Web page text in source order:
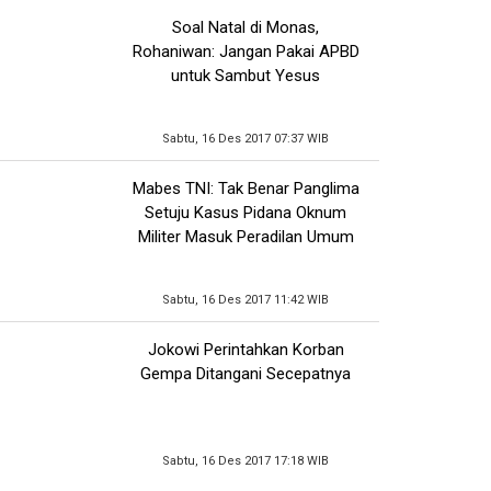
Soal Natal di Monas,
Rohaniwan: Jangan Pakai APBD
untuk Sambut Yesus
Sabtu, 16 Des 2017 07:37 WIB
Mabes TNI: Tak Benar Panglima
Setuju Kasus Pidana Oknum
Militer Masuk Peradilan Umum
Sabtu, 16 Des 2017 11:42 WIB
Jokowi Perintahkan Korban
Gempa Ditangani Secepatnya
Sabtu, 16 Des 2017 17:18 WIB